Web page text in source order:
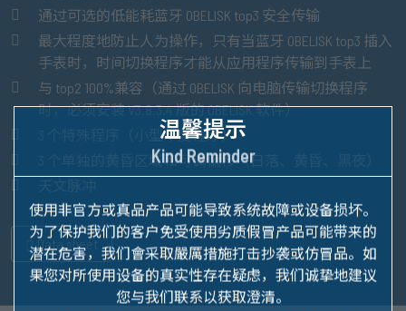
通过可选的低能耗蓝牙 OBELISK top3 安全传输
最大程度地防止人为操作，只有当蓝牙 OBELISK top3 插入
手表时，时间切换程序才能从应用程序传输到手表上
与 top2 100%兼容（通过 OBELISK 向电脑传输切换程序
时，必须安装 V3.8.3.4 版的 OBELISK 软件）
3 个特殊程序（小型年度程序）
3 个单独的黄昏区域和可调偏移（日落、黄昏、黑夜）
Data sheet
温馨提示
Kind Reminder
使用非官方或真品产品可能导致系统故障或设备损坏。
为了保护我们的客户免受使用劣质假冒产品可能带来的
潜在危害，我们會采取嚴厲措施打击抄袭或仿冒品。 如
果您对所使用设备的真实性存在疑虑，我们诚挚地建议
您与我们联系以获取澄清。